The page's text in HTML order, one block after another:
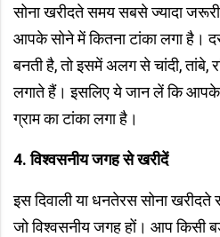
सोना खरीदते समय सबसे ज्यादा
आपके सोने में कितना टांका लगा है।
बनती है, तो इसमें अलग से चांदी, तांबे,
लगाते हैं। इसलिए ये जान लें कि आपके
ग्राम का टांका लगा है।
4. विश्वसनीय जगह से खरीदें
इस दिवाली या धनतेरस सोना खरीदते
जो विश्वसनीय जगह हों। आप किसी